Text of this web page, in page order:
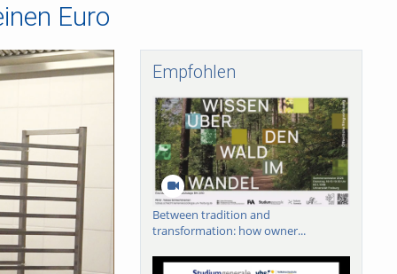
Euro
Empfohlen
Between tradition and
transformation: how owner...